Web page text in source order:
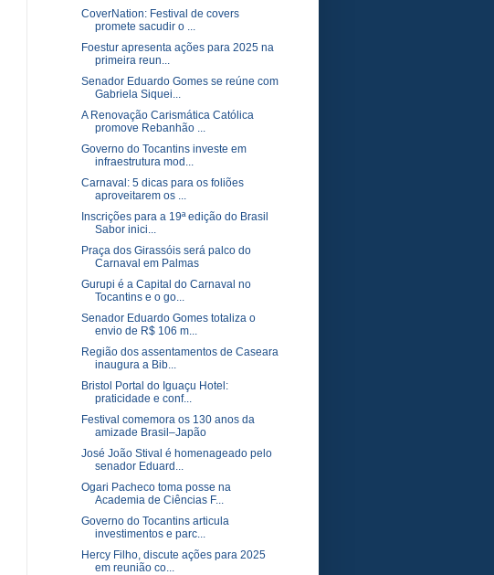
CoverNation: Festival de covers
promete sacudir o ...
Foestur apresenta ações para 2025 na
primeira reun...
Senador Eduardo Gomes se reúne com
Gabriela Siquei...
A Renovação Carismática Católica
promove Rebanhão ...
Governo do Tocantins investe em
infraestrutura mod...
Carnaval: 5 dicas para os foliões
aproveitarem os ...
Inscrições para a 19ª edição do Brasil
Sabor inici...
Praça dos Girassóis será palco do
Carnaval em Palmas
Gurupi é a Capital do Carnaval no
Tocantins e o go...
Senador Eduardo Gomes totaliza o
envio de R$ 106 m...
Região dos assentamentos de Caseara
inaugura a Bib...
Bristol Portal do Iguaçu Hotel:
praticidade e conf...
Festival comemora os 130 anos da
amizade Brasil–Japão
José João Stival é homenageado pelo
senador Eduard...
Ogari Pacheco toma posse na
Academia de Ciências F...
Governo do Tocantins articula
investimentos e parc...
Hercy Filho, discute ações para 2025
em reunião co...